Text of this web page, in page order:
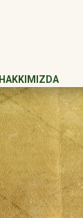
HAKKIMIZDA